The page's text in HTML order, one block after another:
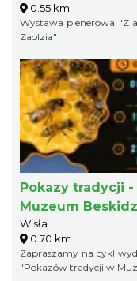
0.55 km
Wystawa plenerowa "Z
Zaolzia"
Pokazy tradycji -
Muzeum
Wisła
0.70 km
Zapraszamy na cykl
"Pokazów tradycji w